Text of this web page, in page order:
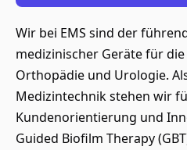
Wir bei EMS sind der
medizinischer Geräte für
Orthopädie und Urologie.
Medizintechnik stehen wir
Kundenorientierung und
Guided Biofilm Therapy